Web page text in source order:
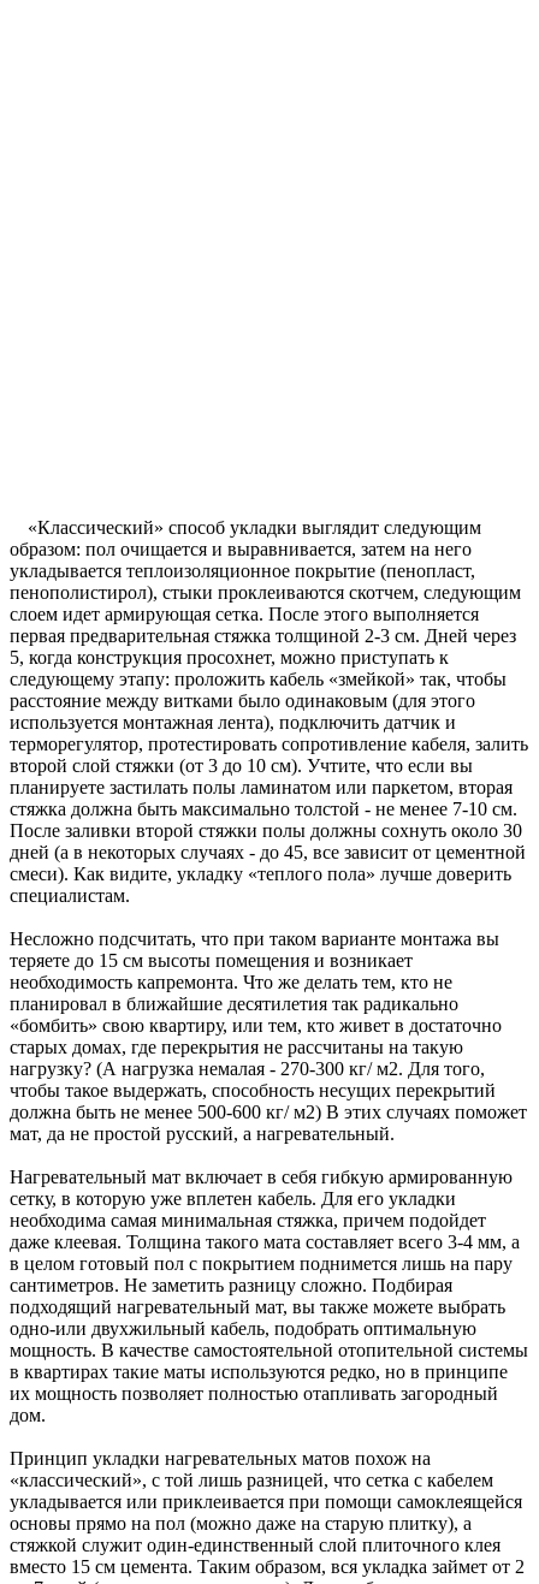
«Классический» способ укладки выглядит следующим
образом: пол очищается и выравнивается, затем на него
укладывается теплоизоляционное покрытие (пенопласт,
пенополистирол), стыки проклеиваются скотчем, следующим
слоем идет армирующая сетка. После этого выполняется
первая предварительная стяжка толщиной 2-3 см. Дней через
5, когда конструкция просохнет, можно приступать к
следующему этапу: проложить кабель «змейкой» так, чтобы
расстояние между витками было одинаковым (для этого
используется монтажная лента), подключить датчик и
терморегулятор, протестировать сопротивление кабеля, залить
второй слой стяжки (от 3 до 10 см). Учтите, что если вы
планируете застилать полы ламинатом или паркетом, вторая
стяжка должна быть максимально толстой - не менее 7-10 см.
После заливки второй стяжки полы должны сохнуть около 30
дней (а в некоторых случаях - до 45, все зависит от цементной
смеси). Как видите, укладку «теплого пола» лучше доверить
специалистам.
Несложно подсчитать, что при таком варианте монтажа вы
теряете до 15 см высоты помещения и возникает
необходимость капремонта. Что же делать тем, кто не
планировал в ближайшие десятилетия так радикально
«бомбить» свою квартиру, или тем, кто живет в достаточно
старых домах, где перекрытия не рассчитаны на такую
нагрузку? (А нагрузка немалая - 270-300 кг/ м2. Для того,
чтобы такое выдержать, способность несущих перекрытий
должна быть не менее 500-600 кг/ м2) В этих случаях поможет
мат, да не простой русский, а нагревательный.
Нагревательный мат включает в себя гибкую армированную
сетку, в которую уже вплетен кабель. Для его укладки
необходима самая минимальная стяжка, причем подойдет
даже клеевая. Толщина такого мата составляет всего 3-4 мм, а
в целом готовый пол с покрытием поднимется лишь на пару
сантиметров. Не заметить разницу сложно. Подбирая
подходящий нагревательный мат, вы также можете выбрать
одно-или двухжильный кабель, подобрать оптимальную
мощность. В качестве самостоятельной отопительной системы
в квартирах такие маты используются редко, но в принципе
их мощность позволяет полностью отапливать загородный
дом.
Принцип укладки нагревательных матов похож на
«классический», с той лишь разницей, что сетка с кабелем
укладывается или приклеивается при помощи самоклеящейся
основы прямо на пол (можно даже на старую плитку), а
стяжкой служит один-единственный слой плиточного клея
вместо 15 см цемента. Таким образом, вся укладка займет от 2